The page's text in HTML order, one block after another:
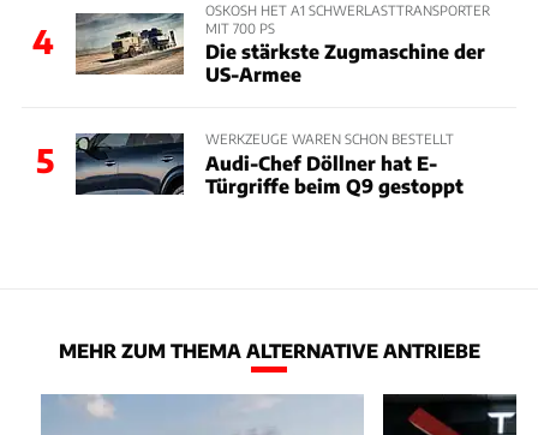
4
OSKOSH HET A1 SCHWERLASTTRANSPORTER
MIT 700 PS
Die stärkste Zugmaschine der
US-Armee
5
WERKZEUGE WAREN SCHON BESTELLT
Audi-Chef Döllner hat E-
Türgriffe beim Q9 gestoppt
MEHR ZUM THEMA ALTERNATIVE ANTRIEBE